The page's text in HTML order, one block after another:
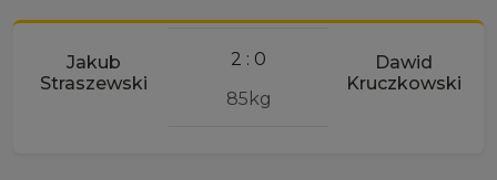
Jakub
Straszewski
2 : 0
85kg
Dawid
Kruczkowski